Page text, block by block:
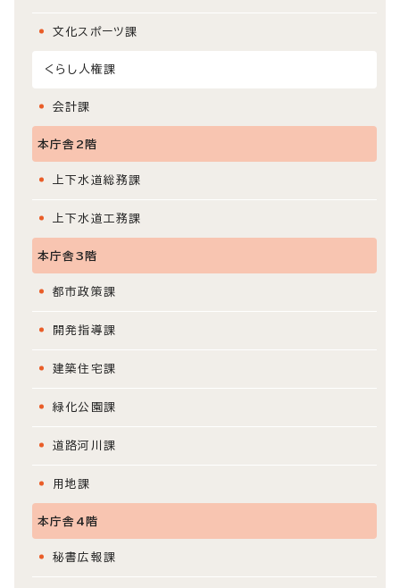
文化スポーツ課
くらし人権課
会計課
本庁舎2階
上下水道総務課
上下水道工務課
本庁舎3階
都市政策課
開発指導課
建築住宅課
緑化公園課
道路河川課
用地課
本庁舎4階
秘書広報課